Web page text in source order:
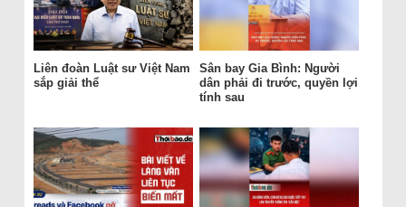
Liên đoàn Luật sư Việt Nam
sắp giải thể
Sân bay Gia Bình: Người
dân phải đi trước, quyền lợi
tính sau